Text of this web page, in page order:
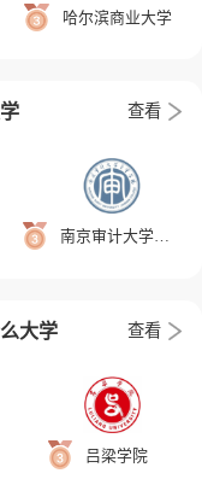
哈尔滨商业大学
查看
南京审计大学金审学院
大学 查看
吕梁学院